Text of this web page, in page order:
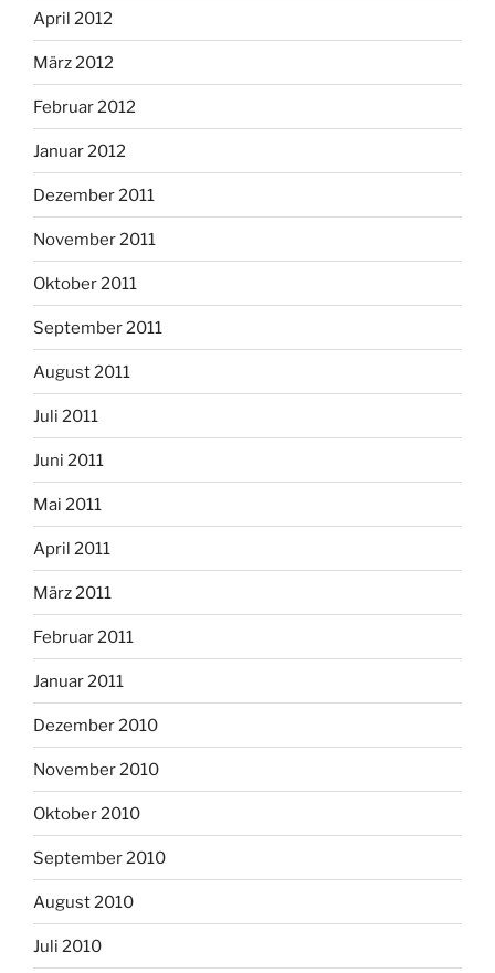
April 2012
März 2012
Februar 2012
Januar 2012
Dezember 2011
November 2011
Oktober 2011
September 2011
August 2011
Juli 2011
Juni 2011
Mai 2011
April 2011
März 2011
Februar 2011
Januar 2011
Dezember 2010
November 2010
Oktober 2010
September 2010
August 2010
Juli 2010